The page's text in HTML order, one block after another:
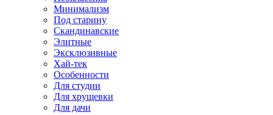
Минимализм
Под старину
Скандинавские
Элитные
Эксклюзивные
Хай-тек
Особенности
Для студии
Для хрущевки
Для дачи